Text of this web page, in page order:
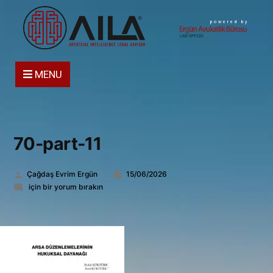
powered by
MENU
70-part-11
Gönderen:
Çağdaş Evrim Ergün
15/06/2026
70-
için bir yorum bırakın